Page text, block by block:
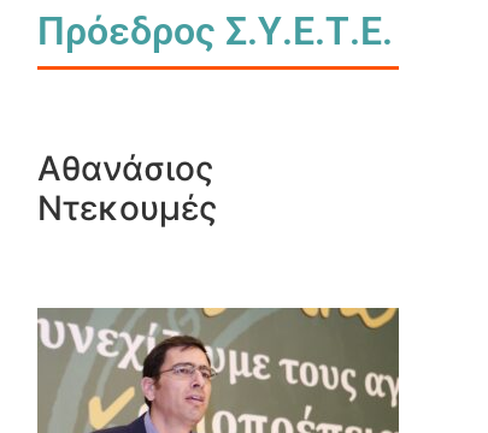
Πρόεδρος Σ.Υ.Ε.Τ.Ε.
Αθανάσιος
Ντεκουμές